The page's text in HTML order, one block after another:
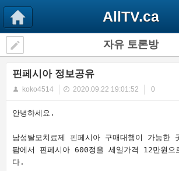
AllTV.ca
자유 토론방
핀페시아 정보공유
koko4514 2020.09.22 19:01:52 0
안녕하세요.
남성탈모치료제 핀페시아 구매대행이 가능
팜에서 핀페시아 600정을 세일가격 12만원으
다.